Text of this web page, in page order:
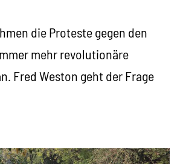
die Proteste gegen den
mehr revolutionäre
Fred Weston geht der Frage